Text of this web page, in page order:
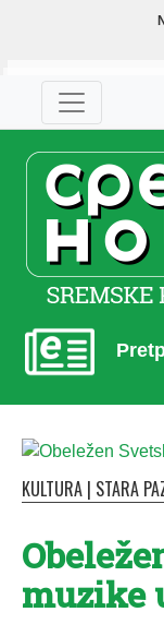
KULTURA | STARA
muzike